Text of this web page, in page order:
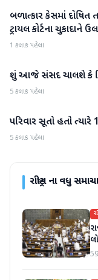
રાષ્ટ્રીય
બળાત્કાર કેસમાં દોષિત
ટ્રાયલ કોર્ટના ચુકાદાને
1 કલાક પહેલા
રાષ્ટ્રીય
શું આજે સંસદ ચાલશે કે
5 કલાક પહેલા
રાષ્ટ્રીય
પરિવાર સૂતો હતો
5 કલાક પહેલા
રાષ્ટ્રીયના વધુ